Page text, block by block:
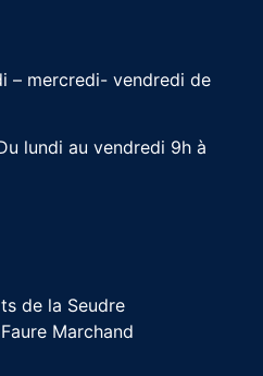
– mercredi- vendredi de
lundi au vendredi 9h à
de la Seudre
Marchand